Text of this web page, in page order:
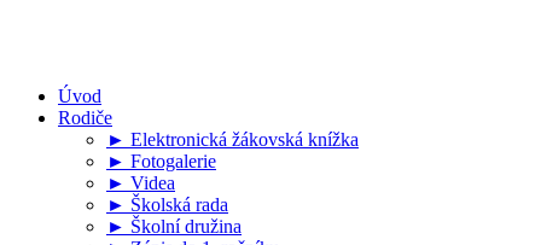
Úvod
Rodiče
► Elektronická žákovská knížka
► Fotogalerie
► Videa
► Školská rada
► Školní družina